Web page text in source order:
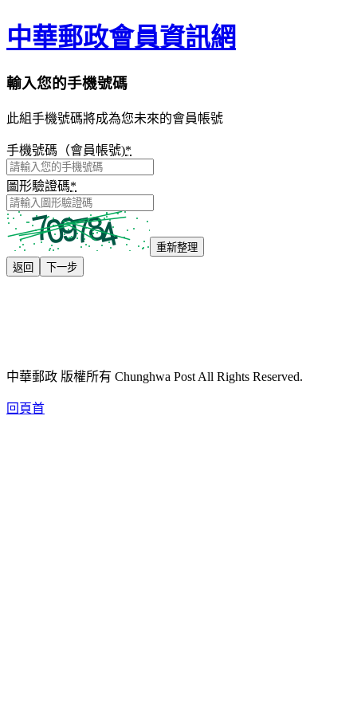
中華郵政會員資訊網
輸入您的手機號碼
此組手機號碼將成為您未來的會員帳號
手機號碼（會員帳號)*
圖形驗證碼*
重新整理
返回
下一步
中華郵政 版權所有 Chunghwa Post All Rights Reserved.
回頁首